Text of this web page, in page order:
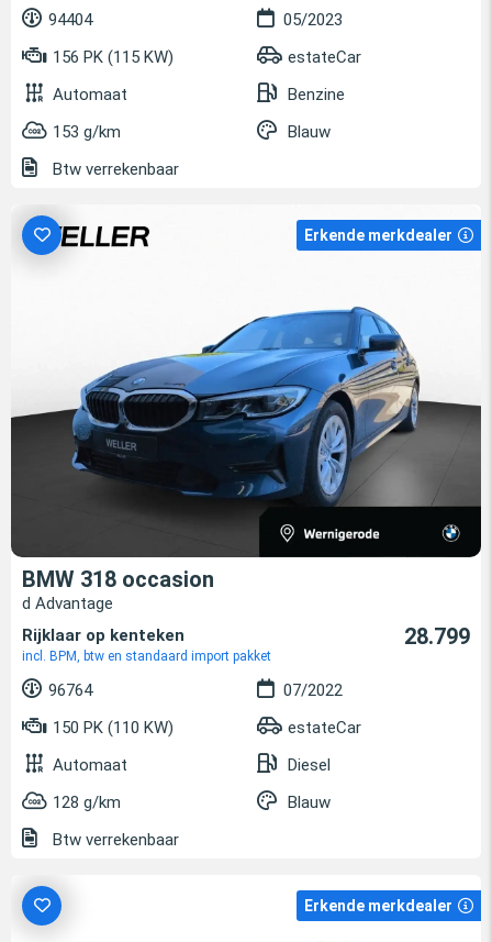
94404
05/2023
156 PK (115 KW)
estateCar
Automaat
Benzine
153 g/km
Blauw
Btw verrekenbaar
Erkende merkdealer
BMW 318 occasion
d Advantage
Rijklaar op kenteken
incl. BPM, btw en standaard import pakket
28.799
96764
07/2022
150 PK (110 KW)
estateCar
Automaat
Diesel
128 g/km
Blauw
Btw verrekenbaar
Erkende merkdealer